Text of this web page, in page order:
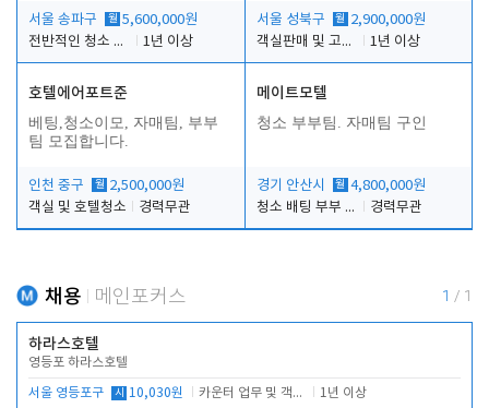
서울 송파구 월 5,600,000원
전반적인 청소 업무(객실청소.객실정리)
1년 이상
서울 성북구 월 2,900,000원
객실판매 및 고객응대
1년 이상
호텔에어포트준
베팅,청소이모, 자매팀, 부부
팀 모집합니다.
인천 중구 월 2,500,000원
객실 및 호텔청소
경력무관
메이트모텔
청소 부부팀. 자매팀 구인
경기 안산시 월 4,800,000원
청소 배팅 부부 구합니다
경력무관
채용 메인포커스 1 / 1
하라스호텔
영등포 하라스호텔
서울 영등포구 시 10,030원 카운터 업무 및 객실관리(청소상태 확인, 객실판매) 1년 이상